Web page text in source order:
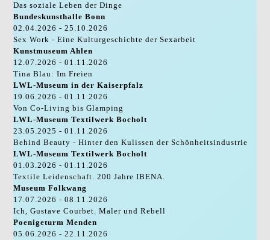
Das soziale Leben der Dinge
Bundeskunsthalle Bonn
02.04.2026 - 25.10.2026
Sex Work - Eine Kulturgeschichte der Sexarbeit
Kunstmuseum Ahlen
12.07.2026 - 01.11.2026
Tina Blau: Im Freien
LWL-Museum in der Kaiserpfalz
19.06.2026 - 01.11.2026
Von Co-Living bis Glamping
LWL-Museum Textilwerk Bocholt
23.05.2025 - 01.11.2026
Behind Beauty - Hinter den Kulissen der Schönheitsindustrie
LWL-Museum Textilwerk Bocholt
01.03.2026 - 01.11.2026
Textile Leidenschaft. 200 Jahre IBENA.
Museum Folkwang
17.07.2026 - 08.11.2026
Ich, Gustave Courbet. Maler und Rebell
Poenigeturm Menden
05.06.2026 - 22.11.2026